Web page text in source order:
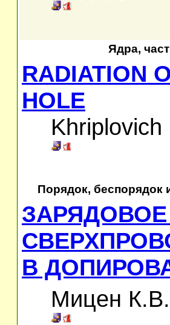
Ядра,
RADIATION
HOLE
Khriplovich
Порядок, беспорядок
В
Мицен К.В.